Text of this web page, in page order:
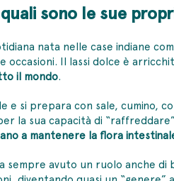
sono le sue
nata nelle case indiane
occasioni. Il lassi dolce è
il mondo.
si prepara con sale, cumino,
la sua capacità di
a mantenere la flora
sempre avuto un ruolo anche di